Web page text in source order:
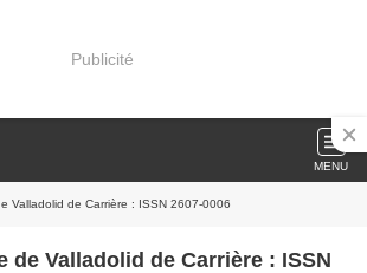
Publicité
MENU
Valladolid de Carrière : ISSN 2607-0006
de Valladolid de Carrière : ISSN